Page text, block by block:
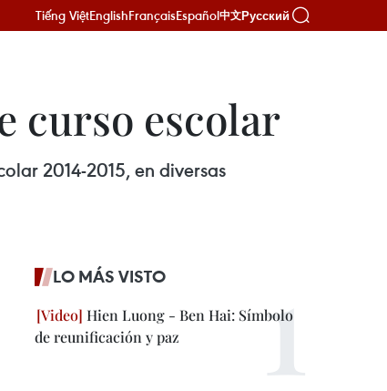
Tiếng ViệtEnglishFrançaisEspañol中文Русский
curso escolar
2014-2015, en diversas
LO MÁS VISTO
Hien Luong - Ben Hai: Símbolo
de reunificación y paz